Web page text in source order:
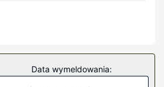
C. Chambers Waterfront Park i 0,6
w 34 oryginalnie udekorowane
to lodówka i telewizor
Data wymeldowania: